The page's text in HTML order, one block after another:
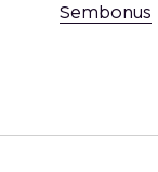
Sembonus